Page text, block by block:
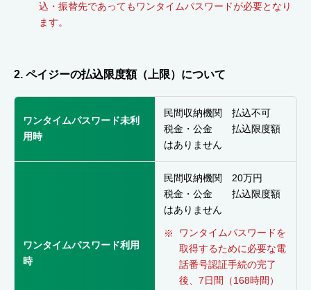
込・振替先であってもワンタイムパスワードが必要となり
ます。
2. ペイジーの払込限度額（上限）について
ワンタイムパスワード未利
用時
民間収納機関 払込不可
税金・公金 払込限度額
はありません
ワンタイムパスワード利用
時
民間収納機関 20万円
税金・公金 払込限度額
はありません
ワンタイムパスワードを
取得するために必要な電
話番号認証手続の完了
後、7日間（168時間）